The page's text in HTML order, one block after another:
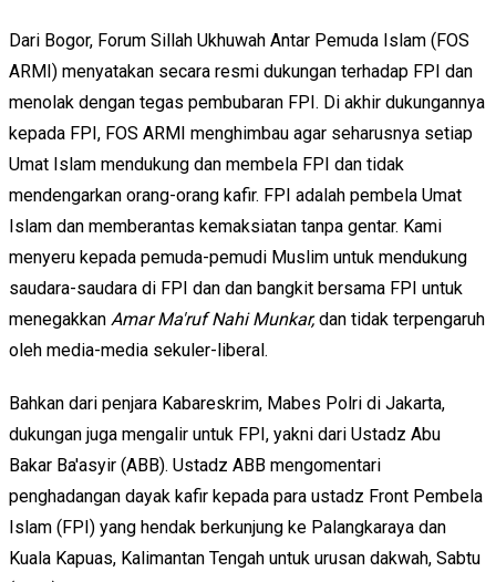
Dari Bogor, Forum Sillah Ukhuwah Antar Pemuda Islam (FOS
ARMI) menyatakan secara resmi dukungan terhadap FPI dan
menolak dengan tegas pembubaran FPI. Di akhir dukungannya
kepada FPI, FOS ARMI menghimbau agar seharusnya setiap
Umat Islam mendukung dan membela FPI dan tidak
mendengarkan orang-orang kafir. FPI adalah pembela Umat
Islam dan memberantas kemaksiatan tanpa gentar. Kami
menyeru kepada pemuda-pemudi Muslim untuk mendukung
saudara-saudara di FPI dan dan bangkit bersama FPI untuk
menegakkan Amar Ma'ruf Nahi Munkar,dan tidak terpengaruh
oleh media-media sekuler-liberal.
Bahkan dari penjara Kabareskrim, Mabes Polri di Jakarta,
dukungan juga mengalir untuk FPI, yakni dari Ustadz Abu
Bakar Ba'asyir (ABB). Ustadz ABB mengomentari
penghadangan dayak kafir kepada para ustadz Front Pembela
Islam (FPI) yang hendak berkunjung ke Palangkaraya dan
Kuala Kapuas, Kalimantan Tengah untuk urusan dakwah, Sabtu